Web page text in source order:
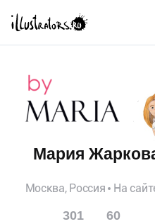
Мария
Москва, Россия На
301 60